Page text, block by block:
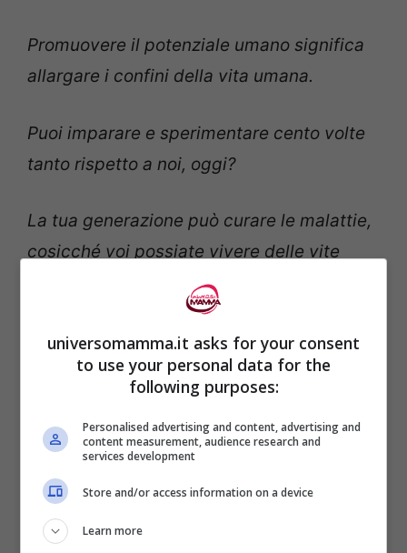
Promuovere il potenziale umano significa
allargare i confini della vita umana.
Puoi imparare e sperimentare cento volte
tanto rispetto a noi, oggi?
La tua generazione può curare le malattie,
cosicché voi possiate vivere delle vite
molto più lunghe e sane?
Possiamo connettere il mondo, cosicché
puoi avere accesso a ogni idea, persona e
Possiamo incanalare più energia pulita,
cosicché tu possa inventare metodi per
proteggere l’ambiente che noi non
universomamma.it asks for your consent
to use your personal data for the
following purposes:
Personalised advertising and content, advertising and
content measurement, audience research and
services development
Store and/or access information on a device
Learn more